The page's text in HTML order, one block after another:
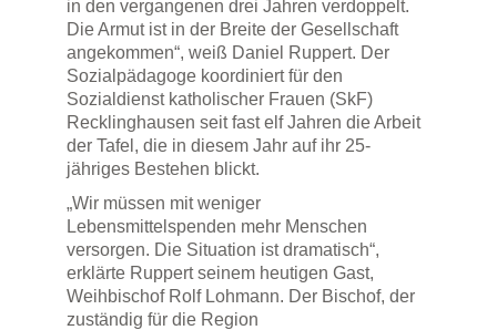
in den vergangenen drei Jahren verdoppelt.
Die Armut ist in der Breite der Gesellschaft
angekommen“, weiß Daniel Ruppert. Der
Sozialpädagoge koordiniert für den
Sozialdienst katholischer Frauen (SkF)
Recklinghausen seit fast elf Jahren die Arbeit
der Tafel, die in diesem Jahr auf ihr 25-
jähriges Bestehen blickt.
„Wir müssen mit weniger
Lebensmittelspenden mehr Menschen
versorgen. Die Situation ist dramatisch“,
erklärte Ruppert seinem heutigen Gast,
Weihbischof Rolf Lohmann. Der Bischof, der
zuständig für die Region